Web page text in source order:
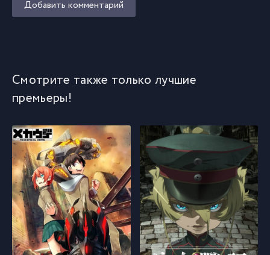
Добавить комментарий
Смотрите также только лучшие
премьеры!